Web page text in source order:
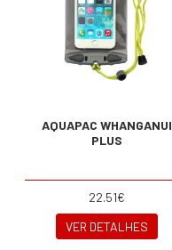
AQUAPAC WHANGANUI
PLUS
22.51€
VER DETALHES